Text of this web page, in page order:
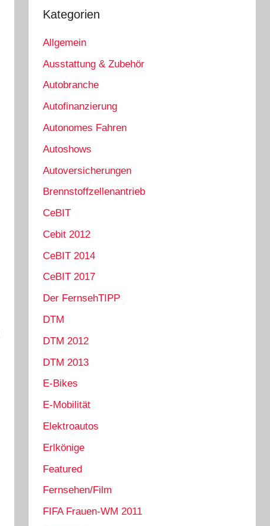
Kategorien
Allgemein
Ausstattung & Zubehör
Autobranche
Autofinanzierung
Autonomes Fahren
Autoshows
Autoversicherungen
Brennstoffzellenantrieb
CeBIT
Cebit 2012
CeBIT 2014
CeBIT 2017
Der FernsehTIPP
DTM
DTM 2012
DTM 2013
E-Bikes
E-Mobilität
Elektroautos
Erlkönige
Featured
Fernsehen/Film
FIFA Frauen-WM 2011